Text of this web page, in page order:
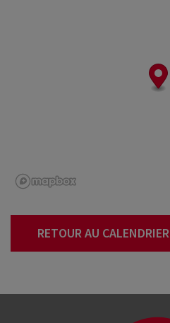
RETOUR AU CALENDRIER